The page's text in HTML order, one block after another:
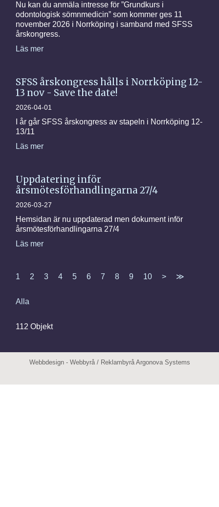
Nu kan du anmäla intresse för ”Grundkurs i
odontologisk sömnmedicin” som kommer ges 11
november 2026 i Norrköping i samband med SFSS
årskongress.
Läs mer
SFSS årskongress hålls i Norrköping 12-
13 nov - Save the date!
2026-04-01
I år går SFSS årskongress av stapeln i Norrköping 12-
13/11
Läs mer
Uppdatering inför
årsmötesförhandlingarna 27/4
2026-03-27
Hemsidan är nu uppdaterad men dokument inför
årsmötesförhandlingarna 27/4
Läs mer
1 2 3 4 5 6 7 8 9 10 > ≫
Alla
112 Objekt
Webbdesign- Webbyrå/ Reklambyrå Argonova Systems